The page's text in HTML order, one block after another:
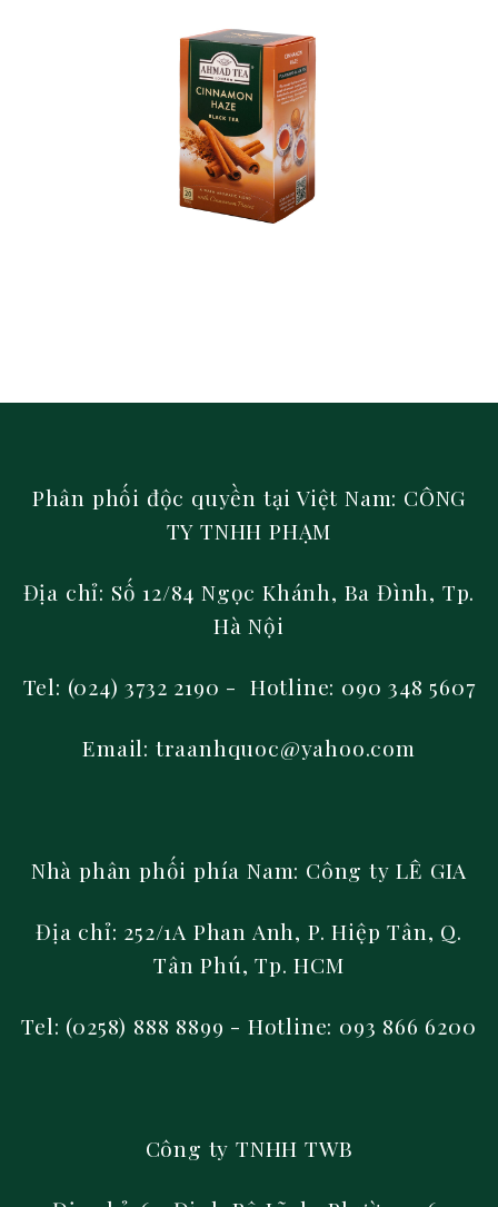
Phân phối độc quyền tại Việt Nam: CÔNG
TY TNHH PHẠM
Địa chỉ: Số 12/84 Ngọc Khánh, Ba Đình, Tp.
Hà Nội
Tel: (024) 3732 2190 - Hotline: 090 348 5607
Email: traanhquoc@yahoo.com
Nhà phân phối phía Nam: Công ty LÊ GIA
Địa chỉ: 252/1A Phan Anh, P. Hiệp Tân, Q.
Tân Phú, Tp. HCM
Tel: (0258) 888 8899 - Hotline: 093 866 6200
Công ty TNHH TWB